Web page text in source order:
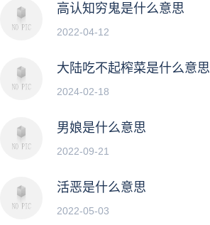
高认知穷鬼是什么意思
2022-04-12
大陆吃不起榨菜是什么意思
2024-02-18
男娘是什么意思
2022-09-21
活恶是什么意思
2022-05-03